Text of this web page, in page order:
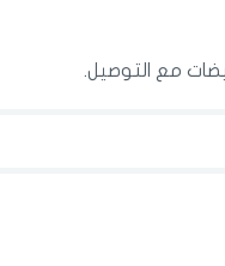
مع التوصيل.